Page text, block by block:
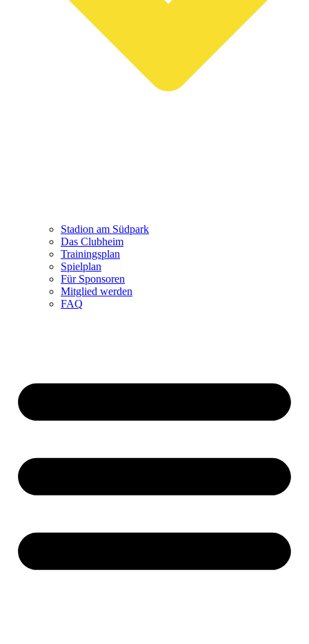
Stadion am Südpark
Das Clubheim
Trainingsplan
Spielplan
Für Sponsoren
Mitglied werden
FAQ